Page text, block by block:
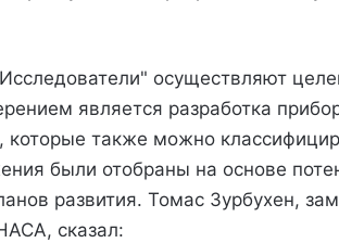
осуществляют
является разработка
которые также можно
были отобраны на основе
развития. Томас Зурбухен,
сказал: